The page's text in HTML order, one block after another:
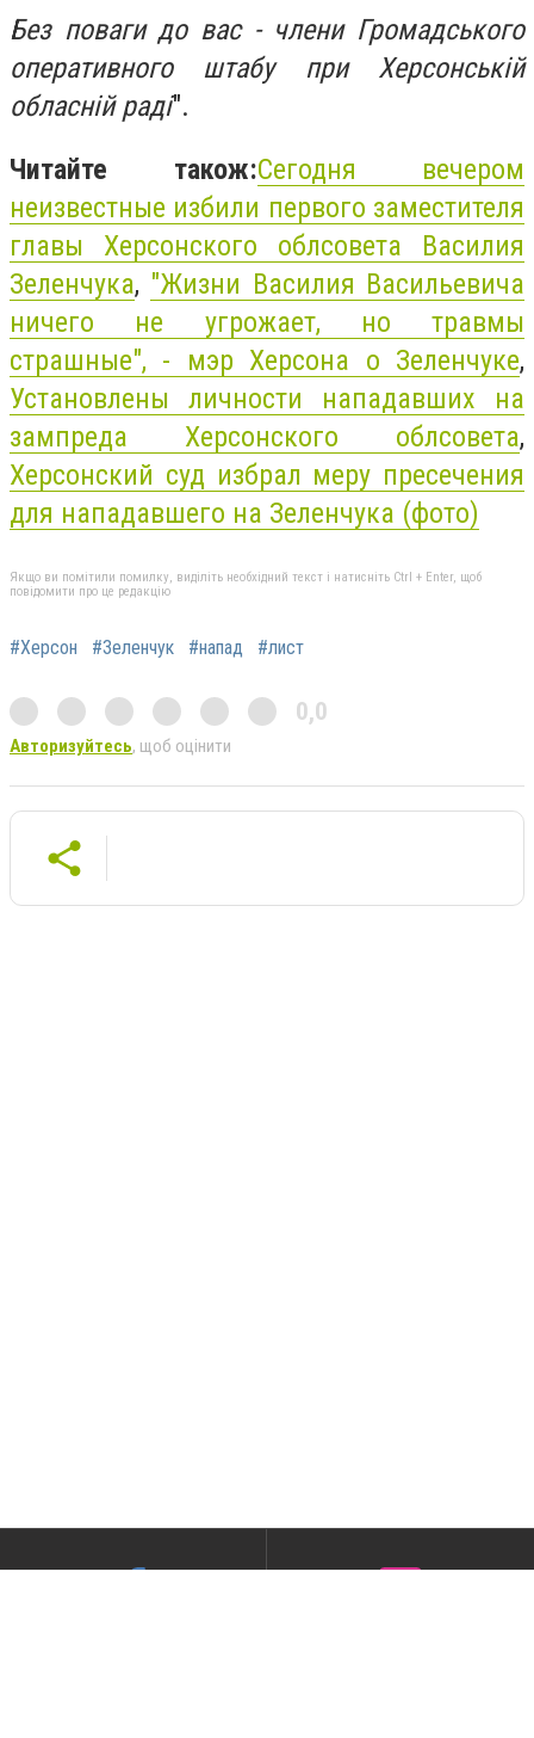
Без поваги до вас - члени Громадського
оперативного штабу при Херсонській
обласній раді".
Читайте також:Сегодня вечером
неизвестные избили первого заместителя
главы Херсонского облсовета Василия
Зеленчука, "Жизни Василия Васильевича
ничего не угрожает, но травмы
страшные", - мэр Херсона о Зеленчуке,
Установлены личности нападавших на
зампреда Херсонского облсовета,
Херсонский суд избрал меру пресечения
для нападавшего на Зеленчука (фото)
Якщо ви помітили помилку, виділіть необхідний текст і натисніть Ctrl + Enter, щоб
повідомити про це редакцію
#Херсон #Зеленчук #напад #лист
0,0
Авторизуйтесь, щоб оцінити